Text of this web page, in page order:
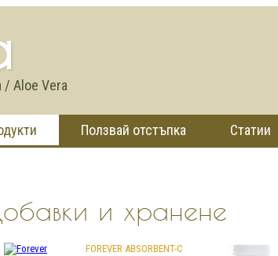
/ Aloe Vera
Ползвай отстъпка Статии
и хранене
FOREVER ABSORBENT-C